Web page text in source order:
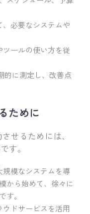
、必要なシステムや
ールの使い方を従
的に測定し、改善点
ために
せるためには、
す。
規模なシステムを導
から始めて、徐々に
す。
ウドサービスを活用